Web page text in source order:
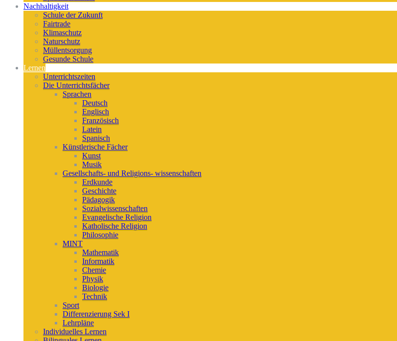
Nachhaltigkeit
Schule der Zukunft
Fairtrade
Klimaschutz
Naturschutz
Müllentsorgung
Gesunde Schule
Lernen
Unterrichtszeiten
Die Unterrichtsfächer
Sprachen
Deutsch
Englisch
Französisch
Latein
Spanisch
Künstlerische Fächer
Kunst
Musik
Gesellschafts- und Religions- wissenschaften
Erdkunde
Geschichte
Pädagogik
Sozialwissenschaften
Evangelische Religion
Katholische Religion
Philosophie
MINT
Mathematik
Informatik
Chemie
Physik
Biologie
Technik
Sport
Differenzierung Sek I
Lehrpläne
Individuelles Lernen